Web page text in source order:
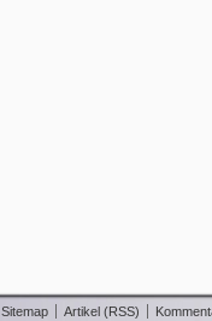
Sitemap Artikel (RSS)